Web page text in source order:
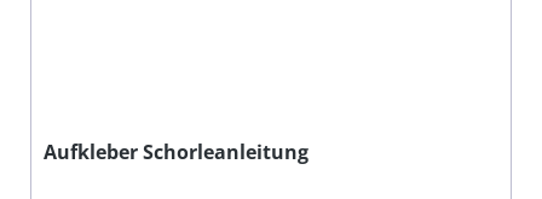
Aufkleber Schorleanleitung